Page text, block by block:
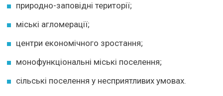
природно-заповідні території;
міські агломерації;
центри економічного зростання;
монофункціональні міські поселення;
сільські поселення у несприятливих умовах.